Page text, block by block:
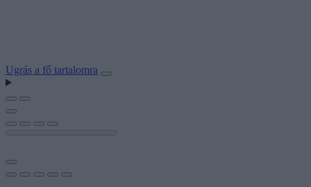
Ugrás a fő tartalomra